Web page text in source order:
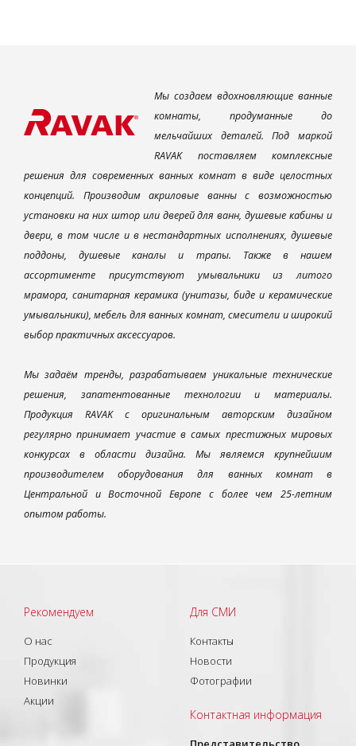
Мы создаем вдохновляющие ванные
комнаты, продуманные до
мельчайших деталей. Под маркой
RAVAK поставляем комплексные
решения для современных ванных комнат в виде целостных
концепций. Производим акриловые ванны с возможностью
установки на них штор или дверей для ванн, душевые кабины и
двери, в том числе и в нестандартных исполнениях, душевые
поддоны, душевые каналы и трапы. Также в нашем
ассортименте присутствуют умывальники из литого
мрамора, санитарная керамика (унитазы, биде и керамические
умывальники), мебель для ванных комнат, смесители и широкий
выбор практичных аксессуаров.
Мы задаём тренды, разрабатываем уникальные технические
решения, запатентованные технологии и материалы.
Продукция RAVAK с оригинальным авторским дизайном
регулярно принимает участие в самых престижных мировых
конкурсах в области дизайна. Мы являемся крупнейшим
производителем оборудования для ванных комнат в
Центральной и Восточной Европе с более чем 25-летним
опытом работы.
Рекомендуем
О нас
Продукция
Новинки
Акции
Для СМИ
Контакты
Новости
Фотографии
Контактная информация